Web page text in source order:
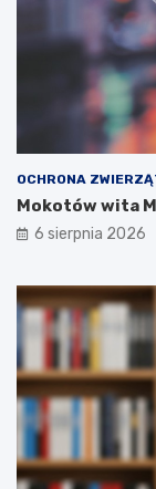
OCHRONA
Mokotów wita
6 sierpnia 2026